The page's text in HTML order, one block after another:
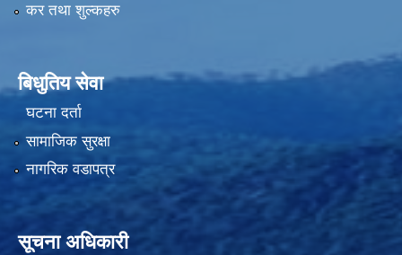
कर तथा शुल्कहरु
बिधुतिय सेवा
घटना दर्ता
सामाजिक सुरक्षा
नागरिक वडापत्र
सूचना अधिकारी